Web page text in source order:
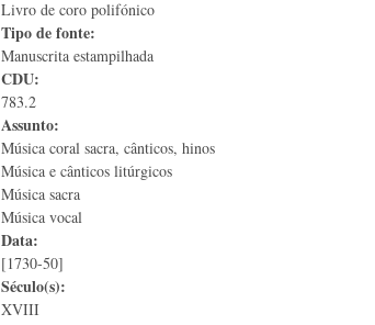
Livro de coro polifónico
Tipo de fonte:
Manuscrita estampilhada
CDU:
783.2
Assunto:
Música coral sacra, cânticos, hinos
Música e cânticos litúrgicos
Música sacra
Música vocal
Data:
[1730-50]
Século(s):
XVIII